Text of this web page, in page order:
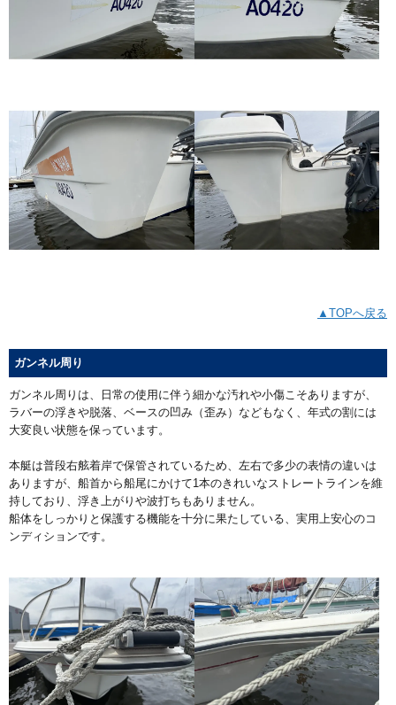
▲TOPへ戻る
ガンネル周り
ガンネル周りは、日常の使用に伴う細かな汚れや小傷こそありますが、
ラバーの浮きや脱落、ベースの凹み（歪み）などもなく、年式の割には
大変良い状態を保っています。
本艇は普段右舷着岸で保管されているため、左右で多少の表情の違いは
ありますが、船首から船尾にかけて1本のきれいなストレートラインを維
持しており、浮き上がりや波打ちもありません。
船体をしっかりと保護する機能を十分に果たしている、実用上安心のコ
ンディションです。